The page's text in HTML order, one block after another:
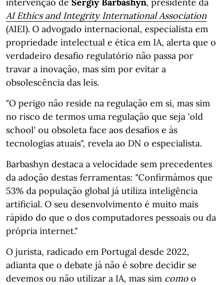
AI Ethics and Integrity International Association
(AIEI). O advogado internacional, especialista em
propriedade intelectual e ética em IA, alerta que o
verdadeiro desafio regulatório não passa por
travar a inovação, mas sim por evitar a
obsolescência das leis.
"O perigo não reside na regulação em si, mas sim
no risco de termos uma regulação que seja 'old
school' ou obsoleta face aos desafios e às
tecnologias atuais", revela ao DN o especialista.
Barbashyn destaca a velocidade sem precedentes
da adoção destas ferramentas: "Confirmámos que
53% da população global já utiliza inteligência
artificial. O seu desenvolvimento é muito mais
rápido do que o dos computadores pessoais ou da
própria internet."
O jurista, radicado em Portugal desde 2022,
adianta que o debate já não é sobre decidir se
devemos ou não utilizar a IA, mas sim como o